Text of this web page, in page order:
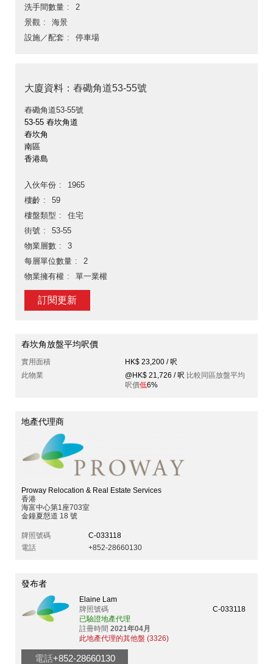
洗手間數量
2
景觀
海景
設施／配套
停車場
大廈資料：舂磡角道53-55號
舂磡角道53-55號
53-55 舂坎角道
舂坎角
南區
香港島
入伙年份
1965
樓齡
59
樓盤類型
住宅
街號
53-55
物業層數
3
每層單位數量
2
物業擁有權
單一業權
訂閱更新
舂坎角放盤平均呎價
實用面積
HK$ 23,200 / 呎
此物業
@HK$ 21,726 / 呎 比較同區放盤平均
呎價低6%
地產代理商
Proway Relocation & Real Estate Services
香港
海富中心第1座703室
金鐘夏慤道 18 號
牌照號碼
C-033118
電話
+852-28660130
發布者
Elaine Lam
牌照號碼
C-033118
已驗證地產代理
註冊時間 2021年04月
此地產代理的其他盤 (3326)
電話+852-28660130